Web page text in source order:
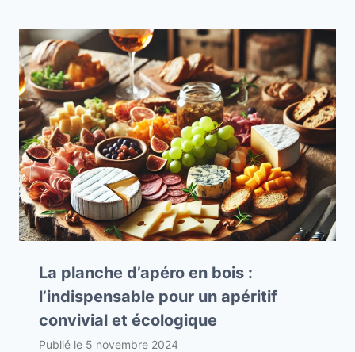
La planche d’apéro en bois :
l’indispensable pour un apéritif
convivial et écologique
Publié le 5 novembre 2024